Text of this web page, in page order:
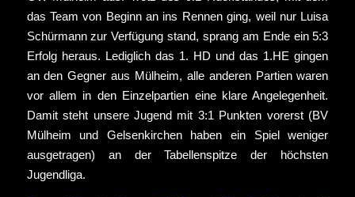
das Team von Beginn an ins Rennen ging, weil nur Luisa
Schürmann zur Verfügung stand, sprang am Ende ein 5:3
Erfolg heraus. Lediglich das 1. HD und das 1.HE gingen
an den Gegner aus Mülheim, alle anderen Partien waren
vor allem in den Einzelpartien eine klare Angelegenheit.
Damit steht unsere Jugend mit 3:1 Punkten vorerst (BV
Mülheim und Gelsenkirchen haben ein Spiel weniger
ausgetragen) an der Tabellenspitze der höchsten
Jugendliga.